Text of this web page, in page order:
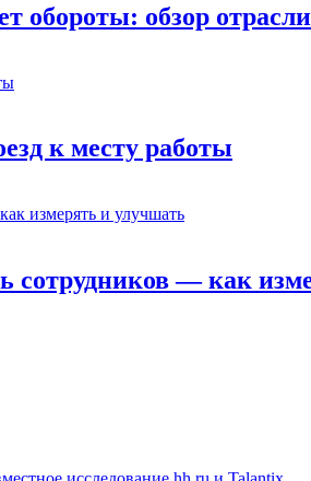
обзор
к месту работы
сотрудников — как